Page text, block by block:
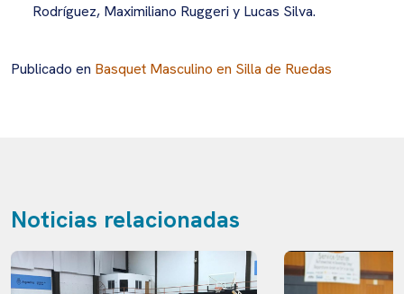
Rodríguez, Maximiliano Ruggeri y Lucas Silva.
Publicado en Basquet Masculino en Silla de Ruedas
Noticias relacionadas